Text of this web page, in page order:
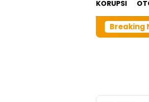
KORUPSI
Breaking
Gelar Ibadah